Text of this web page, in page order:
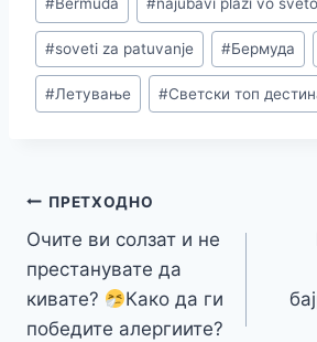
b
o
o
k
dI
n
e
n
g
er
e
Tags:
#Bermuda #najubavi plazi vo
#soveti za patuvanje #Бермуда
#Летување #Светски топ
Навигација
на
напис
ПРЕТХОДНО
Очите ви солзат и не
престанувате да
кивате?
Кaко да ги
победите алергиите?